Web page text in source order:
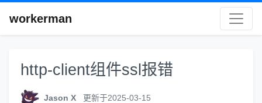
workerman
http-client组件ssl报错
Jason X 更新于2025-03-15